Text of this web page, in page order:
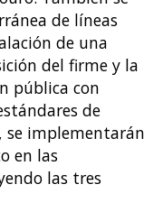
de líneas
de una
del firme y la
pública con
de
se implementarán
en las
las tres